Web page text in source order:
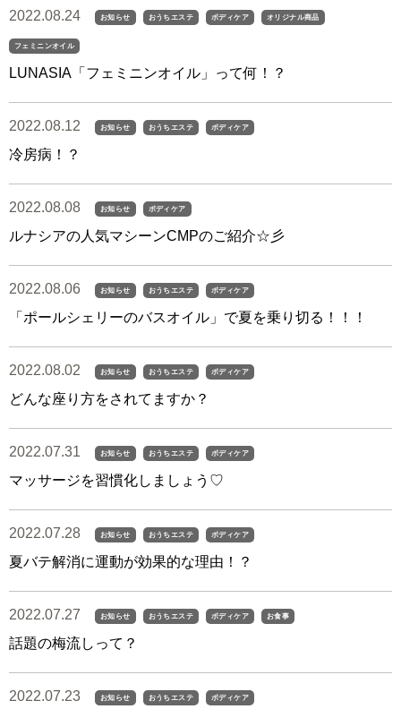
2022.08.24 お知らせ おうちエステ ボディケア オリジナル商品
フェミニンオイル
LUNASIA「フェミニンオイル」って何！？
2022.08.12 お知らせ おうちエステ ボディケア
冷房病！？
2022.08.08 お知らせ ボディケア
ルナシアの人気マシーンCMPのご紹介☆彡
2022.08.06 お知らせ おうちエステ ボディケア
「ポールシェリーのバスオイル」で夏を乗り切る！！！
2022.08.02 お知らせ おうちエステ ボディケア
どんな座り方をされてますか？
2022.07.31 お知らせ おうちエステ ボディケア
マッサージを習慣化しましょう♡
2022.07.28 お知らせ おうちエステ ボディケア
夏バテ解消に運動が効果的な理由！？
2022.07.27 お知らせ おうちエステ ボディケア お食事
話題の梅流しって？
2022.07.23 お知らせ おうちエステ ボディケア